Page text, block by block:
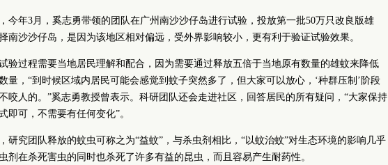
今年3月，奚志勇带领的团队在广州南沙沙仔岛进行试验，投放第一批50万只改良版雄
南沙沙仔岛，是因为该地区相对偏远，受外界影响较小，更有利于验证试验效果。
验过程需要当地居民理解和配合，因为需要通过释放五倍于当地原有数量的雄蚊来降低
量，“到时候区域内居民可能会感觉到蚊子突然多了，但大家可以放心，‘种群压制’阶段
咬人的。”奚志勇教授曾表示。科研团队还会走进社区，回答居民的所有疑问，“大家保持
即可，不需要有任何变化”。
研究团队释放的蚊虫可称之为“益蚊”，与杀虫剂相比，“以蚊治蚊”对生态环境的影响几乎
剂在杀死害虫的同时也杀死了许多有益的昆虫，而且容易产生耐药性。